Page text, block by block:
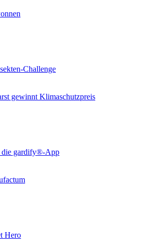
Challenge
gewinnt Klimaschutzpreis
die gardify®-App
Hero